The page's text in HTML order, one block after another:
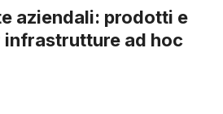
aziendali: prodotti e
infrastrutture ad hoc